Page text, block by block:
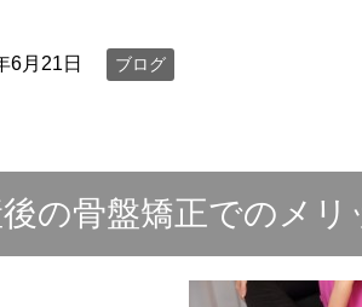
6月21日 ブログ
の骨盤矯正でのメ